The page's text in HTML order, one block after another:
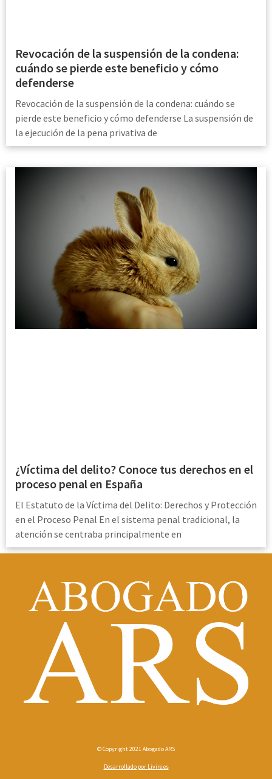
Revocación de la suspensión de la condena:
cuándo se pierde este beneficio y cómo
defenderse
Revocación de la suspensión de la condena: cuándo se
pierde este beneficio y cómo defenderse La suspensión de
la ejecución de la pena privativa de
¿Víctima del delito? Conoce tus derechos en el
proceso penal en España
El Estatuto de la Víctima del Delito: Derechos y Protección
en el Proceso Penal En el sistema penal tradicional, la
atención se centraba principalmente en
© Copyright 2021 Abogado ARS
Desarrollado por Livire.es